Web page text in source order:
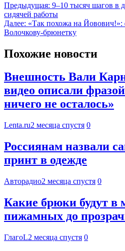
Предыдущая: 9–10 тысяч шагов в
сидячей работы
Далее: «Так похожа на Йовович!»:
Волочкову-брюнетку
Похожие новости
Внешность Вали
видео описали
ничего не осталось»
Lenta.ru2 месяца спустя 0
Россиянам назвали
принт в одежде
Авторадио2 месяца спустя 0
Какие брюки будут в
пижамных до
ГлагоL2 месяца спустя 0